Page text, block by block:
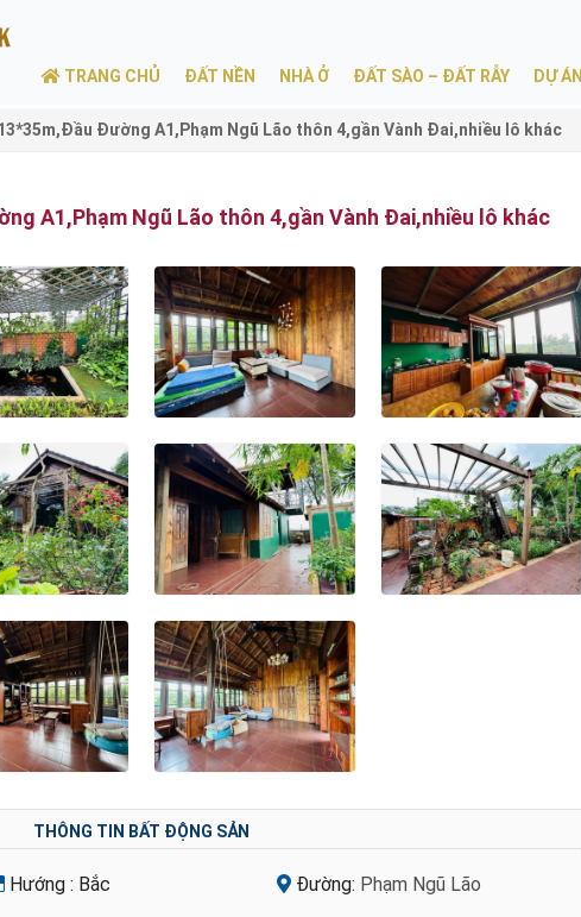
TRANG CHỦ ĐẤT NỀN NHÀ Ở ĐẤT SÀO – ĐẤT RẪY DỰ ÁN
Đường A1,Phạm Ngũ Lão thôn 4,gần Vành Đai,nhiều lô khác
A1,Phạm Ngũ Lão thôn 4,gần Vành Đai,nhiều lô khác
THÔNG TIN BẤT ĐỘNG SẢN
Hướng : Bắc Đường: Phạm Ngũ Lão